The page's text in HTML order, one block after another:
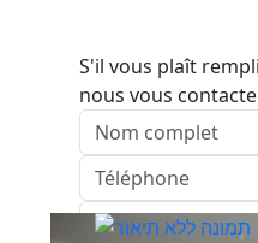
S'il vous plaît
nous vous